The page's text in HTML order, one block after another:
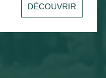
DÉCOUVRIR